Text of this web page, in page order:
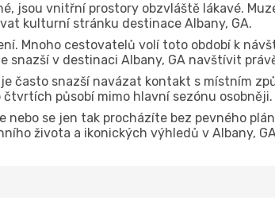
jsou vnitřní prostory obzvláště lákavé.
kulturní stránku destinace Albany, GA.
Mnoho cestovatelů volí toto období k
v destinaci Albany, GA navštívit
často snazší navázat kontakt s místním
působí mimo hlavní sezónu osobněji.
se jen tak procházíte bez pevného
života a ikonických výhledů v Albany,